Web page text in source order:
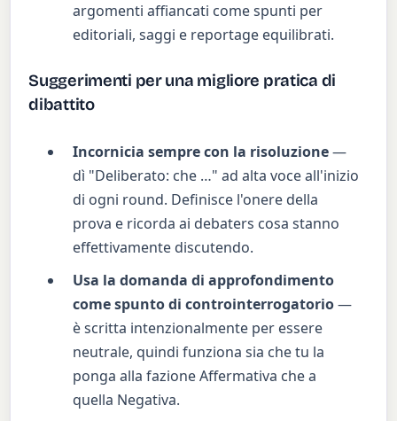
argomenti affiancati come spunti per
editoriali, saggi e reportage equilibrati.
Suggerimenti per una migliore pratica di
dibattito
Incornicia sempre con la risoluzione—
dì "Deliberato: che …" ad alta voce all'inizio
di ogni round. Definisce l'onere della
prova e ricorda ai debaters cosa stanno
effettivamente discutendo.
Usa la domanda di approfondimento
come spunto di controinterrogatorio—
è scritta intenzionalmente per essere
neutrale, quindi funziona sia che tu la
ponga alla fazione Affermativa che a
quella Negativa.